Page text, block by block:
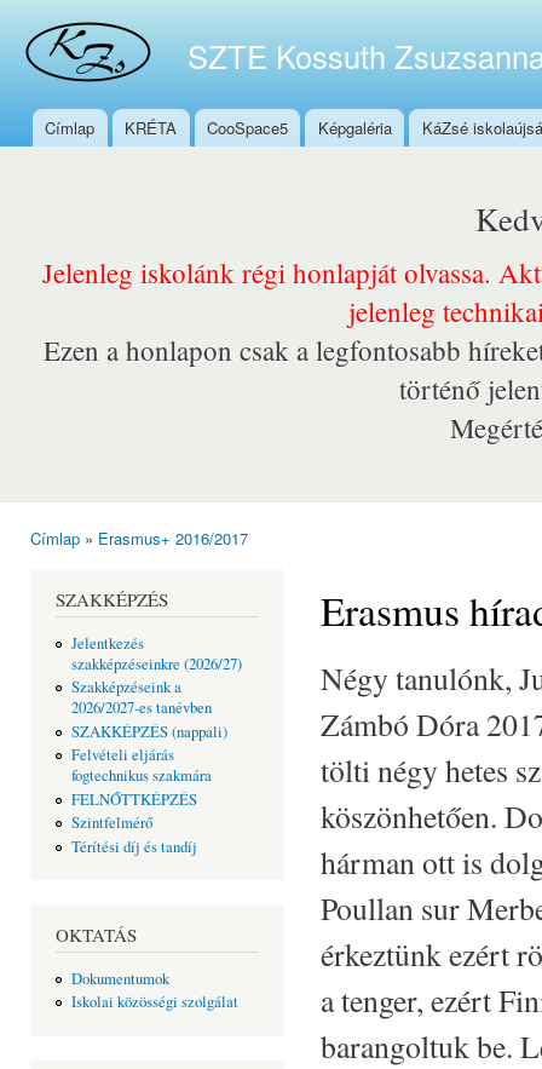
SZTE Kossuth
Főmenü
Címlap KRÉTA CooSpace5 Képgaléria KáZsé
Jelenleg iskolánk régi honlapját olvassa.
jelenleg
Ezen a honlapon csak a legfontosabb
történő
Címlap » Erasmus+ 2016/2017
SZAKKÉPZÉS
Jelentkezés
szakképzéseinkre (2026/27)
Szakképzéseink a
2026/2027-es tanévben
SZAKKÉPZÉS (nappali)
Felvételi eljárás
fogtechnikus szakmára
FELNŐTTKÉPZÉS
Szintfelmérő
Térítési díj és tandíj
OKTATÁS
Dokumentumok
Iskolai közösségi szolgálat
Erasmus
Négy tanulónk,
Zámbó Dóra
tölti négy hetes
köszönhetően.
hárman ott is
Poullan sur
érkeztünk ezért
a tenger, ezért
barangoltuk be.